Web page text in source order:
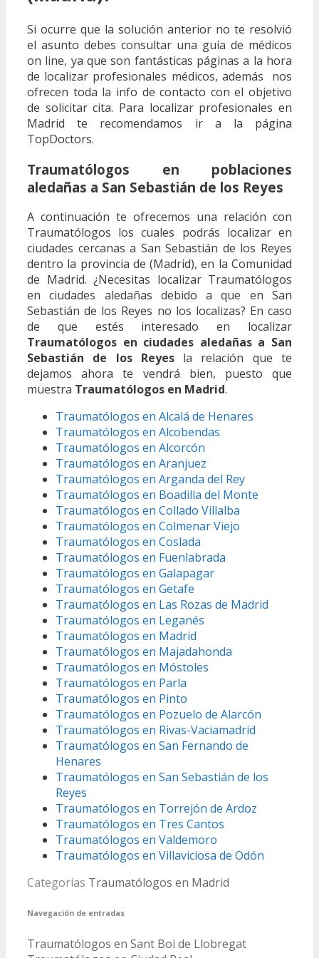
Si ocurre que la solución anterior no te resolvió
el asunto debes consultar una guía de médicos
on line, ya que son fantásticas páginas a la hora
de localizar profesionales médicos, además nos
ofrecen toda la info de contacto con el objetivo
de solicitar cita. Para localizar profesionales en
Madrid te recomendamos ir a la página
TopDoctors.
Traumatólogos en poblaciones
aledañas a San Sebastián de los Reyes
A continuación te ofrecemos una relación con
Traumatólogos los cuales podrás localizar en
ciudades cercanas a San Sebastián de los Reyes
dentro la provincia de (Madrid), en la Comunidad
de Madrid. ¿Necesitas localizar Traumatólogos
en ciudades aledañas debido a que en San
Sebastián de los Reyes no los localizas? En caso
de que estés interesado en localizar
Traumatólogos en ciudades aledañas a San
Sebastián de los Reyesla relación que te
dejamos ahora te vendrá bien, puesto que
muestra Traumatólogos en Madrid.
Traumatólogos en Alcalá de Henares
Traumatólogos en Alcobendas
Traumatólogos en Alcorcón
Traumatólogos en Aranjuez
Traumatólogos en Arganda del Rey
Traumatólogos en Boadilla del Monte
Traumatólogos en Collado Villalba
Traumatólogos en Colmenar Viejo
Traumatólogos en Coslada
Traumatólogos en Fuenlabrada
Traumatólogos en Galapagar
Traumatólogos en Getafe
Traumatólogos en Las Rozas de Madrid
Traumatólogos en Leganés
Traumatólogos en Madrid
Traumatólogos en Majadahonda
Traumatólogos en Móstoles
Traumatólogos en Parla
Traumatólogos en Pinto
Traumatólogos en Pozuelo de Alarcón
Traumatólogos en Rivas-Vaciamadrid
Traumatólogos en San Fernando de
Henares
Traumatólogos en San Sebastián de los
Reyes
Traumatólogos en Torrejón de Ardoz
Traumatólogos en Tres Cantos
Traumatólogos en Valdemoro
Traumatólogos en Villaviciosa de Odón
Categorías Traumatólogos en Madrid
Navegación de entradas
Traumatólogos en Sant Boi de Llobregat